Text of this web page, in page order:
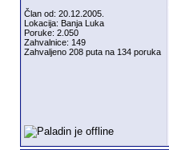
Član od: 20.12.2005.
Lokacija: Banja Luka
Poruke: 2.050
Zahvalnice: 149
Zahvaljeno 208 puta na 134 poruka